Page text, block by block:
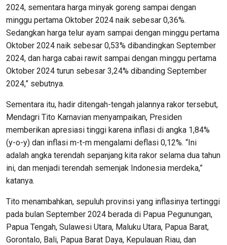
2024, sementara harga minyak goreng sampai dengan
minggu pertama Oktober 2024 naik sebesar 0,36%.
Sedangkan harga telur ayam sampai dengan minggu pertama
Oktober 2024 naik sebesar 0,53% dibandingkan September
2024, dan harga cabai rawit sampai dengan minggu pertama
Oktober 2024 turun sebesar 3,24% dibanding September
2024,” sebutnya.
Sementara itu, hadir ditengah-tengah jalannya rakor tersebut,
Mendagri Tito Karnavian menyampaikan, Presiden
memberikan apresiasi tinggi karena inflasi di angka 1,84%
(y-o-y) dan inflasi m-t-m mengalami deflasi 0,12%. “Ini
adalah angka terendah sepanjang kita rakor selama dua tahun
ini, dan menjadi terendah semenjak Indonesia merdeka,”
katanya.
Tito menambahkan, sepuluh provinsi yang inflasinya tertinggi
pada bulan September 2024 berada di Papua Pegunungan,
Papua Tengah, Sulawesi Utara, Maluku Utara, Papua Barat,
Gorontalo, Bali, Papua Barat Daya, Kepulauan Riau, dan